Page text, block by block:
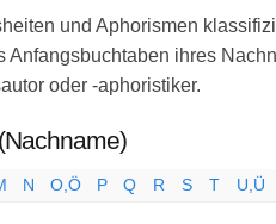
und Aphorismen
ihres
oder -aphoristiker.
N O,Ö P Q R S T U,Ü